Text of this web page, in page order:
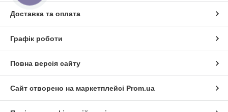
Доставка та оплата
Графік роботи
Повна версія сайту
Сайт створено на маркетплейсі Prom.ua